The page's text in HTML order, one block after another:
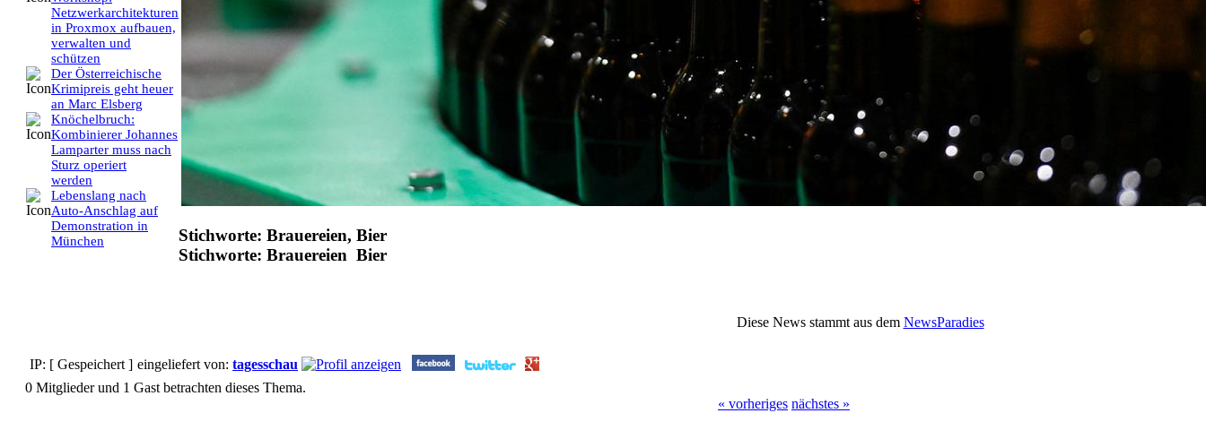
Netzwerkarchitekturen
in Proxmox aufbauen,
verwalten und
schützen
Der Österreichische
Krimipreis geht heuer
an Marc Elsberg
Knöchelbruch:
Kombinierer Johannes
Lamparter muss nach
Sturz operiert
werden
Lebenslang nach
Auto-Anschlag auf
Demonstration in
München
Stichworte: Brauereien, Bier
Stichworte: Brauereien Bier
Diese News stammt aus dem NewsParadies
IP: [ Gespeichert ] eingeliefert von: tagesschau
0 Mitglieder und 1 Gast betrachten dieses Thema.
« vorheriges nächstes »